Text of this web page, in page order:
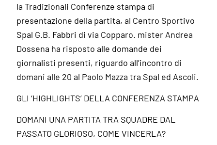
la Tradizionali Conferenze stampa di
presentazione della partita, al Centro Sportivo
Spal G.B. Fabbri di via Copparo. mister Andrea
Dossena ha risposto alle domande dei
giornalisti presenti, riguardo all’incontro di
domani alle 20 al Paolo Mazza tra Spal ed Ascoli.
GLI ‘HIGHLIGHTS’ DELLA CONFERENZA STAMPA
DOMANI UNA PARTITA TRA SQUADRE DAL
PASSATO GLORIOSO, COME VINCERLA?